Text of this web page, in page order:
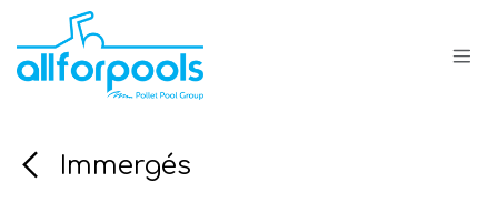
Se rendre au contenu
Immergés